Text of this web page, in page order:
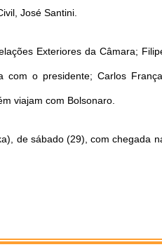
José Santini.
Exteriores da Câmara;
com o presidente; Carlos França,
viajam com Bolsonaro.
de sábado (29), com chegada